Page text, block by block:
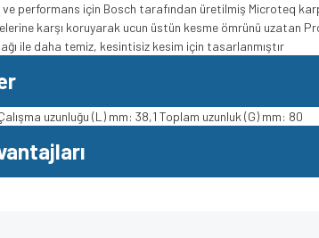
ve performans için Bosch tarafından üretilmiş Microteq
karşı koruyarak ucun üstün kesme ömrünü uzatan
ile daha temiz, kesintisiz kesim için tasarlanmıştır
uzunluğu (L) mm: 38,1 Toplam uzunluk (G) mm: 80